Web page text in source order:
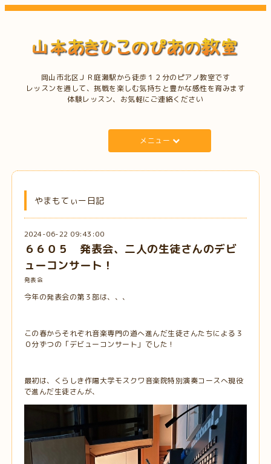
岡山市北区ＪＲ庭瀬駅から徒歩１２分のピアノ教室です
レッスンを通して、挑戦を楽しむ気持ちと豊かな感性を育みます
体験レッスン、お気軽にご連絡ください
メニュー
やまもてぃー日記
2024-06-22 09:43:00
６６０５ 発表会、二人の生徒さんのデビ
ューコンサート！
発表会
今年の発表会の第３部は、、、
この春からそれぞれ音楽専門の道へ進んだ生徒さんたちによる３
０分ずつの「デビューコンサート」でした！
最初は、くらしき作陽大学モスクワ音楽院特別演奏コースへ現役
で進んだ生徒さんが、